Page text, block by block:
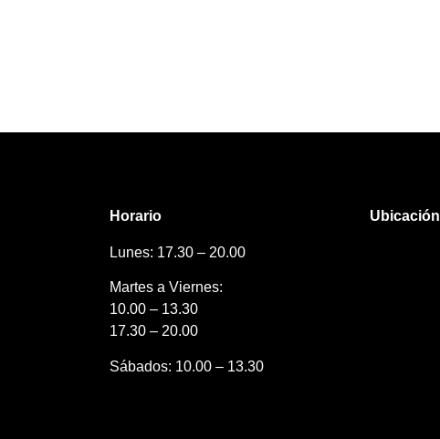
Horario
Lunes: 17.30 – 20.00
Martes a Viernes:
10.00 – 13.30
17.30 – 20.00
Sábados: 10.00 – 13.30
Ubicación